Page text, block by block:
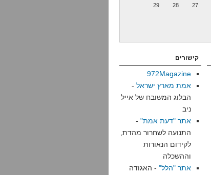
27
28
29
קישורים
972Magazine
אמת מארץ ישראל -
הבלוג המשובח של אייל
ניב
אתר "דעת אמת" -
התנועה לשחרור מהדת,
לקידום הנאורות
וההשכלה
אתר "הלל" - האגודה